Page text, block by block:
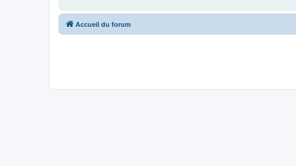
Accueil du forum